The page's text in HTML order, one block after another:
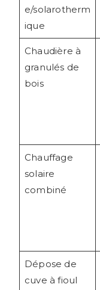
e/solarotherm
ique
Chaudière à
granulés de
bois
Chauffage
solaire
combiné
Dépose de
cuve à fioul